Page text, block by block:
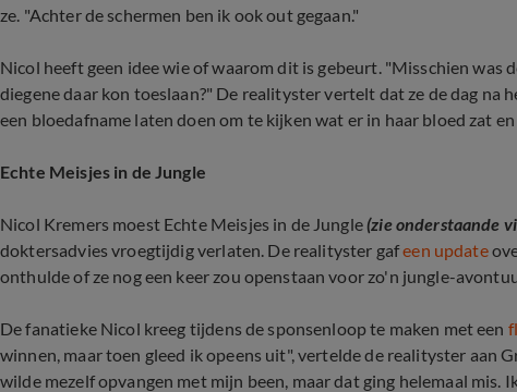
ze. "Achter de schermen ben ik ook out gegaan."
Nicol heeft geen idee wie of waarom dit is gebeurt. "Misschien was
diegene daar kon toeslaan?" De realityster vertelt dat ze de dag na
een bloedafname laten doen om te kijken wat er in haar bloed zat
Echte Meisjes in de Jungle
Nicol Kremers moest Echte Meisjes in de Jungle(zie onderstaande
doktersadvies vroegtijdig verlaten. De realityster gafeen update
onthulde of ze nog een keer zou openstaan voor zo'n jungle-
De fanatieke Nicol kreeg tijdens de sponsenloop te maken met een
winnen, maar toen gleed ik opeens uit", vertelde de realityster aan
wilde mezelf opvangen met mijn been, maar dat ging helemaal mis.